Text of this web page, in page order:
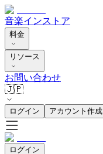
音楽インストア
料金
リソース
お問い合わせ
🇯🇵
ログイン アカウント作成
ログイン